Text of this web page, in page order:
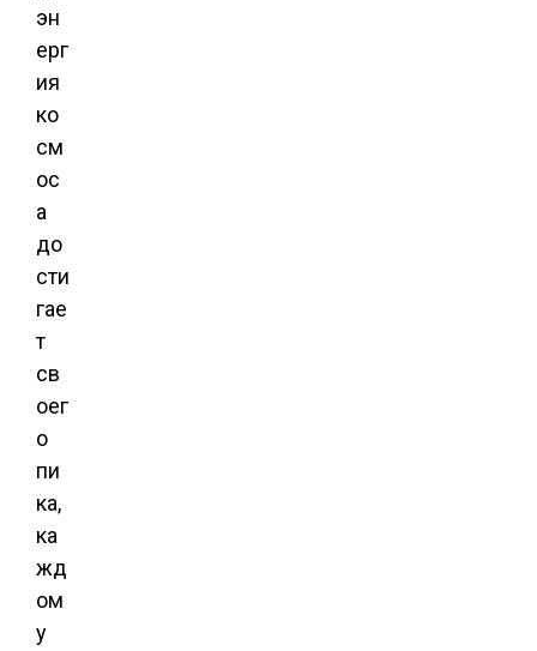
эн
ерг
ия
ко
см
ос
а
до
сти
гае
т
св
оег
о
пи
ка,
ка
жд
ом
у